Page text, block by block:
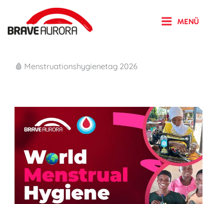
springen
MENÜ
🩸 Menstruationshygienetag 2026